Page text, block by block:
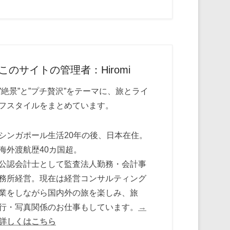
のサイトの管理者：Hiromi
絶景”と”プチ贅沢”をテーマに、旅とライ
スタイルをまとめています。
ンガポール生活20年の後、日本在住。
外渡航歴40カ国超。
認会計士として監査法人勤務・会計事
所経営。現在は経営コンサルティング
をしながら国内外の旅を楽しみ、旅
・写真関係のお仕事もしています。
→
しくはこちら